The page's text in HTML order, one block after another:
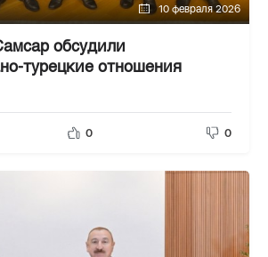
10 февраля 2026
обсудили
турецкие отношения
0 0